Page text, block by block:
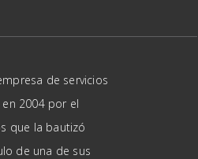
de servicios
2004 por el
que la bautizó
de una de sus